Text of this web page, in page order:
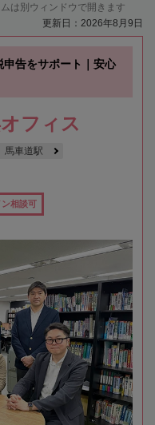
は別ウィンドウで開きます
更新日：2026年8月9日
申告をサポート｜安心
フィス
馬車道駅
ン相談可